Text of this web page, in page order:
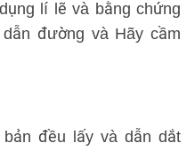
lí lẽ và bằng chứng
đường và Hãy cầm
đều lấy và dẫn dắt